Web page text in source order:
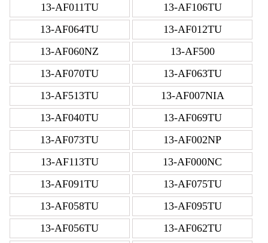
13-AF011TU
13-AF106TU
13-AF064TU
13-AF012TU
13-AF060NZ
13-AF500
13-AF070TU
13-AF063TU
13-AF513TU
13-AF007NIA
13-AF040TU
13-AF069TU
13-AF073TU
13-AF002NP
13-AF113TU
13-AF000NC
13-AF091TU
13-AF075TU
13-AF058TU
13-AF095TU
13-AF056TU
13-AF062TU